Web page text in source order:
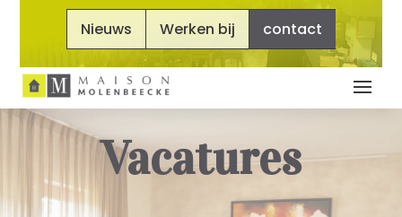
Nieuws Werken bij contact
Vacatures